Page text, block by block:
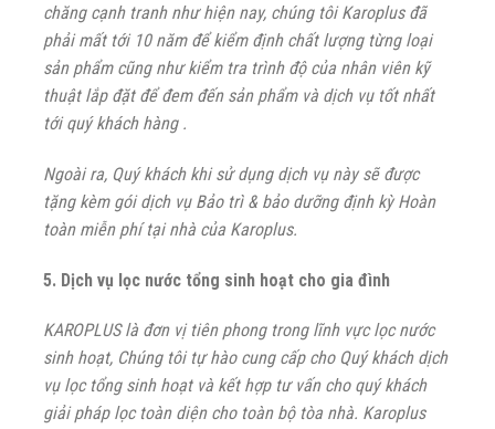
chăng cạnh tranh như hiện nay, chúng tôi Karoplus đã
phải mất tới 10 năm để kiểm định chất lượng từng loại
sản phẩm cũng như kiểm tra trình độ của nhân viên kỹ
thuật lắp đặt để đem đến sản phẩm và dịch vụ tốt nhất
tới quý khách hàng .
Ngoài ra, Quý khách khi sử dụng dịch vụ này sẽ được
tặng kèm gói dịch vụ Bảo trì & bảo dưỡng định kỳ Hoàn
toàn miễn phí tại nhà của Karoplus.
5. Dịch vụ lọc nước tổng sinh hoạt cho gia đình
KAROPLUS là đơn vị tiên phong trong lĩnh vực lọc nước
sinh hoạt, Chúng tôi tự hào cung cấp cho Quý khách dịch
vụ lọc tổng sinh hoạt và kết hợp tư vấn cho quý khách
giải pháp lọc toàn diện cho toàn bộ tòa nhà. Karoplus